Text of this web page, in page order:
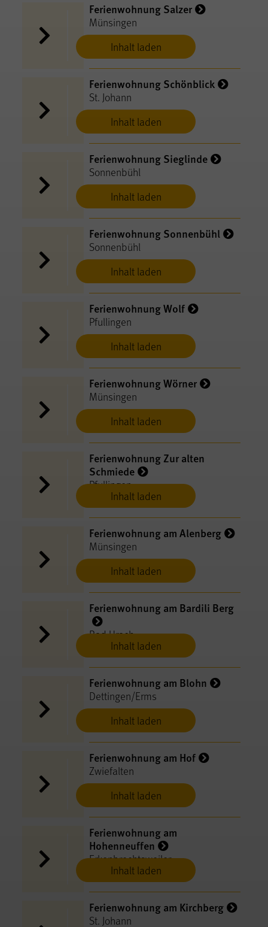
Inhalt laden
Ferienwohnung Salzer
Münsingen
Inhalt laden
Ferienwohnung Schönblick
St. Johann
Inhalt laden
Ferienwohnung Sieglinde
Sonnenbühl
Inhalt laden
Ferienwohnung Sonnenbühl
Sonnenbühl
Inhalt laden
Ferienwohnung Wolf
Pfullingen
Inhalt laden
Ferienwohnung Wörner
Münsingen
Inhalt laden
Ferienwohnung Zur alten
Schmiede
Pfullingen
Inhalt laden
Ferienwohnung am Alenberg
Münsingen
Inhalt laden
Ferienwohnung am Bardili Berg
Bad Urach
Inhalt laden
Ferienwohnung am Blohn
Dettingen/Erms
Inhalt laden
Ferienwohnung am Hof
Zwiefalten
Inhalt laden
Ferienwohnung am
Hohenneuffen
Erkenbrechtsweiler
Ferienwohnung am Kirchberg
St. Johann